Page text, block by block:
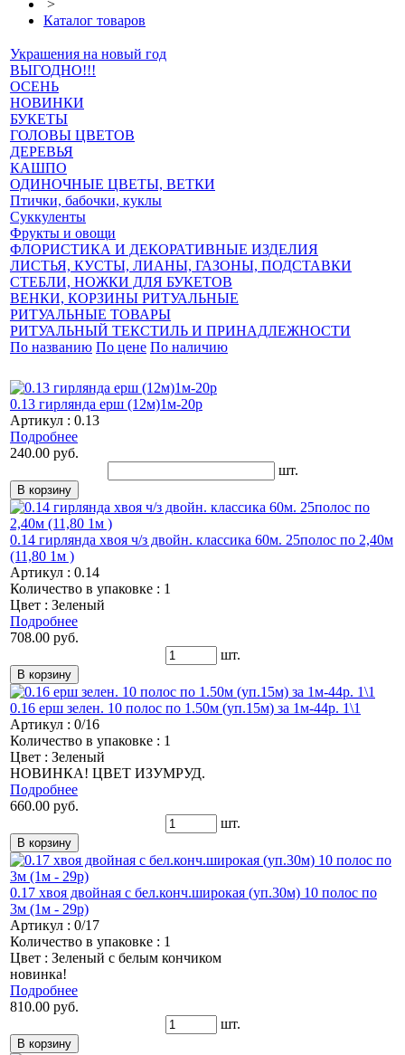
>
Каталог товаров
Украшения на новый год
ВЫГОДНО!!!
ОСЕНЬ
НОВИНКИ
БУКЕТЫ
ГОЛОВЫ ЦВЕТОВ
ДЕРЕВЬЯ
КАШПО
ОДИНОЧНЫЕ ЦВЕТЫ, ВЕТКИ
Птички, бабочки, куклы
Суккуленты
Фрукты и овощи
ФЛОРИСТИКА И ДЕКОРАТИВНЫЕ ИЗДЕЛИЯ
ЛИСТЬЯ, КУСТЫ, ЛИАНЫ, ГАЗОНЫ, ПОДСТАВКИ
СТЕБЛИ, НОЖКИ ДЛЯ БУКЕТОВ
ВЕНКИ, КОРЗИНЫ РИТУАЛЬНЫЕ
РИТУАЛЬНЫЕ ТОВАРЫ
РИТУАЛЬНЫЙ ТЕКСТИЛЬ И ПРИНАДЛЕЖНОСТИ
По названию По цене По наличию
0.13 гирлянда ерш (12м)1м-20р
Артикул : 0.13
Подробнее
240.00 руб.
шт.
0.14 гирлянда хвоя ч/з двойн. классика 60м. 25полос по 2,40м
(11,80 1м )
Артикул : 0.14
Количество в упаковке : 1
Цвет : Зеленый
Подробнее
708.00 руб.
шт.
0.16 ерш зелен. 10 полос по 1.50м (уп.15м) за 1м-44р. 1\1
Артикул : 0/16
Количество в упаковке : 1
Цвет : Зеленый
НОВИНКА! ЦВЕТ ИЗУМРУД.
Подробнее
660.00 руб.
шт.
0.17 хвоя двойная с бел.конч.широкая (уп.30м) 10 полос по
3м (1м - 29р)
Артикул : 0/17
Количество в упаковке : 1
Цвет : Зеленый с белым кончиком
новинка!
Подробнее
810.00 руб.
шт.